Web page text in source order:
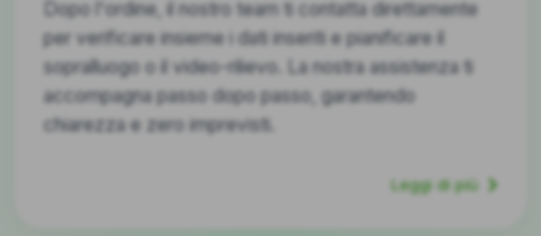
Dopo l'ordine, il nostro team ti contatta direttamente
per verificare insieme i dati inseriti e pianificare il
sopralluogo o il video-rilievo. La nostra assistenza ti
accompagna passo dopo passo, garantendo
chiarezza e zero imprevisti.
Leggi di più